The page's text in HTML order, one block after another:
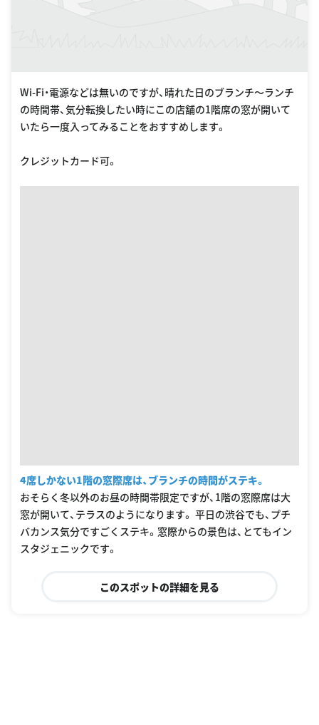
Wi-Fi・電源などは無いのですが、晴れた日のブランチ〜ランチ
の時間帯、気分転換したい時にこの店舗の1階席の窓が開いて
いたら一度入ってみることをおすすめします。
クレジットカード可。
4席しかない1階の窓際席は、ブランチの時間がステキ。
おそらく冬以外のお昼の時間帯限定ですが、1階の窓際席は大
窓が開いて、テラスのようになります。 平日の渋谷でも、プチ
バカンス気分ですごくステキ。窓際からの景色は、とてもイン
スタジェニックです。
このスポットの詳細を見る